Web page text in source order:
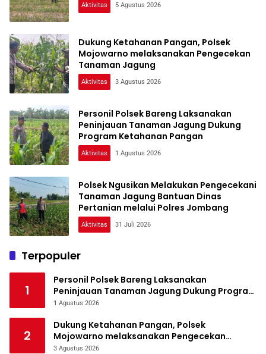
Aktivitas 5 Agustus 2026
Dukung Ketahanan Pangan, Polsek
Mojowarno melaksanakan Pengecekan
Tanaman Jagung
Aktivitas 3 Agustus 2026
Personil Polsek Bareng Laksanakan
Peninjauan Tanaman Jagung Dukung
Program Ketahanan Pangan
Aktivitas 1 Agustus 2026
Polsek Ngusikan Melakukan Pengecekani
Tanaman Jagung Bantuan Dinas
Pertanian melalui Polres Jombang
Aktivitas 31 Juli 2026
Terpopuler
1
Personil Polsek Bareng Laksanakan
Peninjauan Tanaman Jagung Dukung Program
Ketahanan Pangan
1 Agustus 2026
2
Dukung Ketahanan Pangan, Polsek
Mojowarno melaksanakan Pengecekan
Tanaman Jagung
3 Agustus 2026